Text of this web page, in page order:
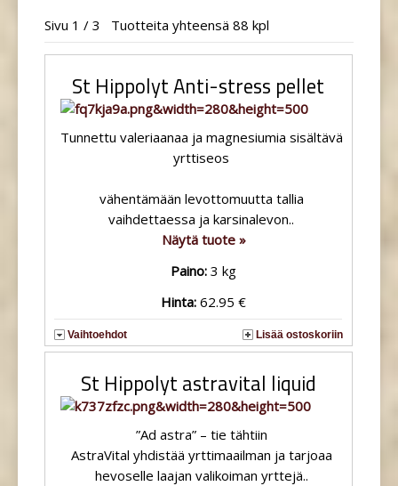
Sivu 1 / 3 Tuotteita yhteensä 88 kpl
St Hippolyt Anti-stress pellet
Tunnettu valeriaanaa ja magnesiumia sisältävä
yrttiseos
vähentämään levottomuutta tallia
vaihdettaessa ja karsinalevon..
Näytä tuote »
Paino:3 kg
Hinta:62.95 €
Vaihtoehdot Lisää ostoskoriin
St Hippolyt astravital liquid
”Ad astra” – tie tähtiin
AstraVital yhdistää yrttimaailman ja tarjoaa
hevoselle laajan valikoiman yrttejä..